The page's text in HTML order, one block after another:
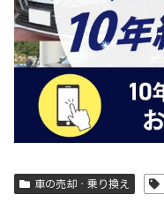
車の売却・乗り換え